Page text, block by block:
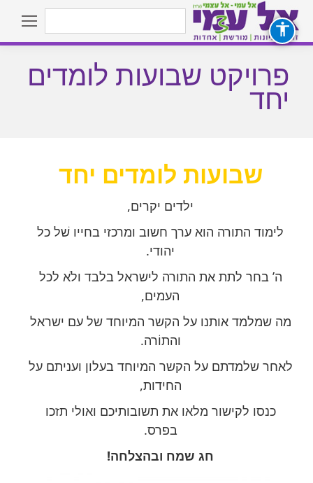
You are here:
פרויקט שבועות לומדים
יחד
שבועות לומדים יחד
ילדים יקרים,
לימוד התורה הוא ערך חשוב ומרכזי בחייו שׁל כל
יהודי.
ה’ בחר לתת את התורה לישראל בלבד ולֹא לכל
העמים,
מה שמלמד אותנו על הקשר המיוחד של עם ישראל
והתוֹרה.
לאחר שלמדתם על הקשר המיוחד בעלון ועניתם על
החידות,
כנסו לקישור מלאו את תשובותיכם ואולי תזכו
בפרס.
חג שמח ובהצלחה!